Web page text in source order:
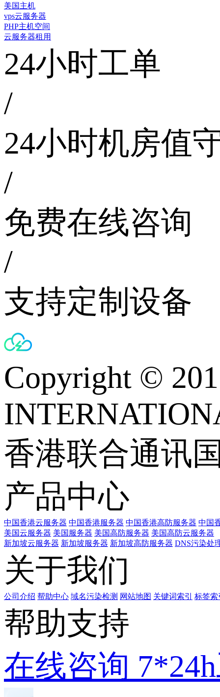
美国主机
vps云服务器
PHP主机空间
云服务器租用
24小时工单
/
24小时机房值
/
免费在线咨询
/
支持定制设备
Copyright ©
香港联合通讯
产品中心
中国香港云服务器 中国香港服务器 中国香港高防服务器 中国
美国云服务器 美国服务器 美国高防服务器 美国高防云服务器
新加坡云服务器 新加坡服务器 新加坡高防服务器 DNS污染处
关于我们
公司介绍 帮助中心 域名污染检测 网站地图 关键词索引 标签索
帮助支持
在线咨询